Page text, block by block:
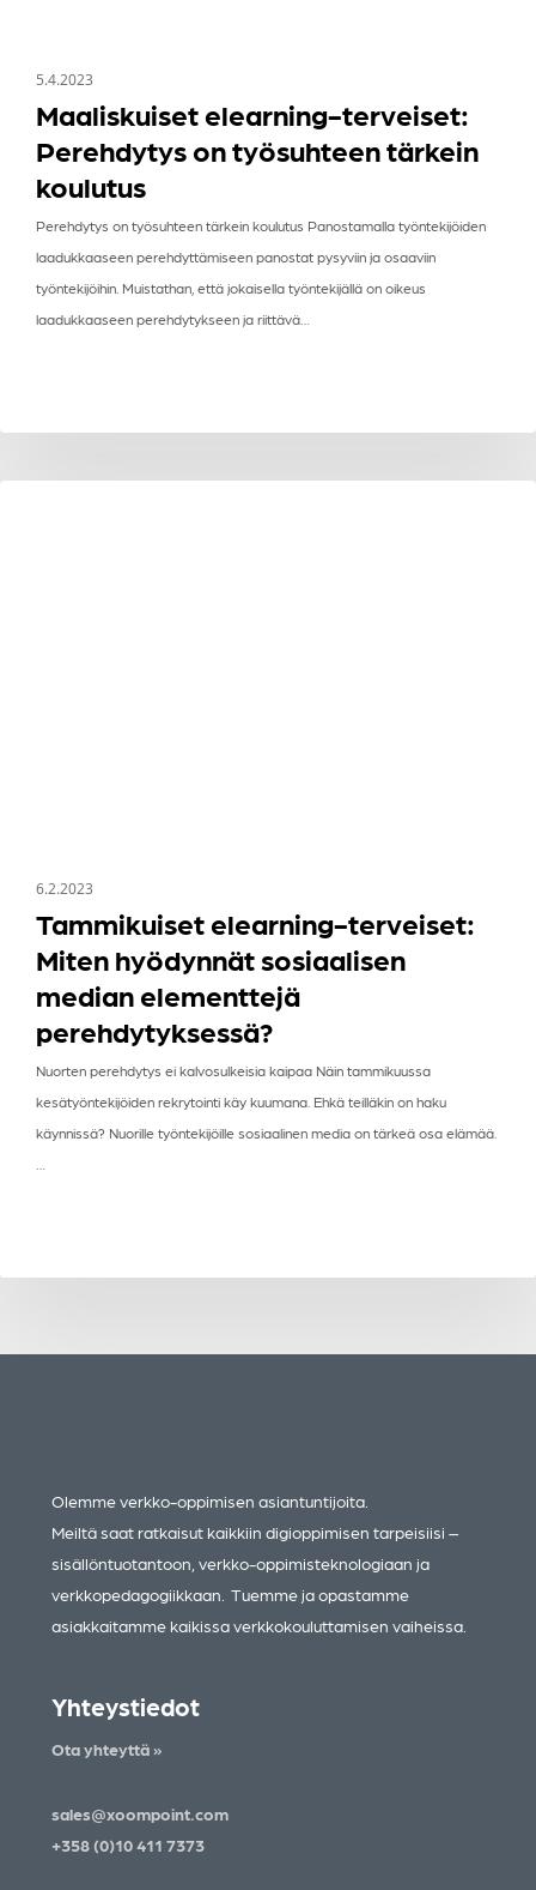
5.4.2023
Maaliskuiset elearning-terveiset:
Perehdytys on työsuhteen tärkein
koulutus
Perehdytys on työsuhteen tärkein koulutus Panostamalla työntekijöiden
laadukkaaseen perehdyttämiseen panostat pysyviin ja osaaviin
työntekijöihin. Muistathan, että jokaisella työntekijällä on oikeus
laadukkaaseen perehdytykseen ja riittävä…
6.2.2023
Tammikuiset elearning-terveiset:
Miten hyödynnät sosiaalisen
median elementtejä
perehdytyksessä?
Nuorten perehdytys ei kalvosulkeisia kaipaa Näin tammikuussa
kesätyöntekijöiden rekrytointi käy kuumana. Ehkä teilläkin on haku
käynnissä? Nuorille työntekijöille sosiaalinen media on tärkeä osa elämää.
Olemme verkko-oppimisen asiantuntijoita.
Meiltä saat ratkaisut kaikkiin digioppimisen tarpeisiisi –
sisällöntuotantoon, verkko-oppimisteknologiaan ja
verkkopedagogiikkaan. Tuemme ja opastamme
asiakkaitamme kaikissa verkkokouluttamisen vaiheissa.
Yhteystiedot
Ota yhteyttä »
sales@xoompoint.com
+358 (0)10 411 7373